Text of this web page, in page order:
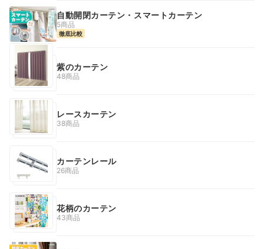
自動開閉カーテン・スマートカーテン
5商品
徹底比較
紫のカーテン
48商品
レースカーテン
38商品
カーテンレール
26商品
花柄のカーテン
43商品